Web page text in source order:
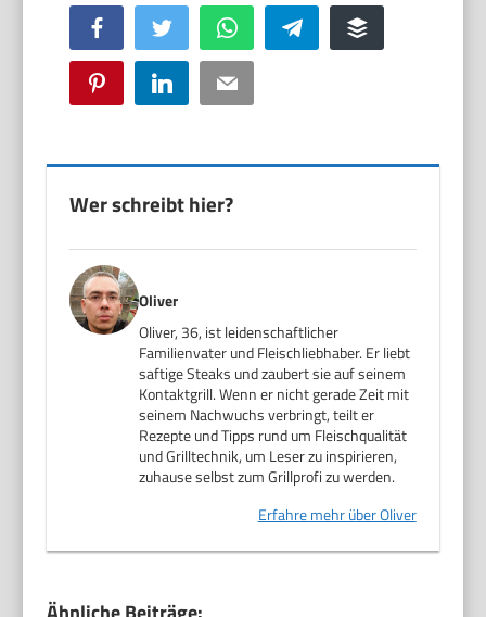
Facebook Twitter WhatsApp Telegram Buffer
Pinterest LinkedIn Email
Wer schreibt hier?
Oliver
Oliver, 36, ist leidenschaftlicher
Familienvater und Fleischliebhaber. Er liebt
saftige Steaks und zaubert sie auf seinem
Kontaktgrill. Wenn er nicht gerade Zeit mit
seinem Nachwuchs verbringt, teilt er
Rezepte und Tipps rund um Fleischqualität
und Grilltechnik, um Leser zu inspirieren,
zuhause selbst zum Grillprofi zu werden.
Erfahre mehr über Oliver